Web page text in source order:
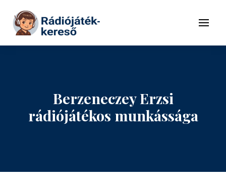
Tovább a tartalomhoz
Menü
Berzeneczey Erzsi
rádiójátékos munkássága